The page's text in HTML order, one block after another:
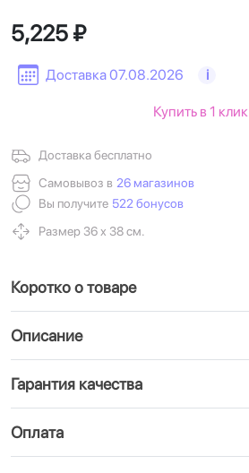
Доставка 07.08.2026 i
5,225 ₽
Доставка бесплатно
Самовывоз в 26 магазинов
Вы получите 522 бонусов
Размер 36 х 38 см.
Купить в 1 клик
Коротко о товаре
Описание
Гарантия качества
Оплата